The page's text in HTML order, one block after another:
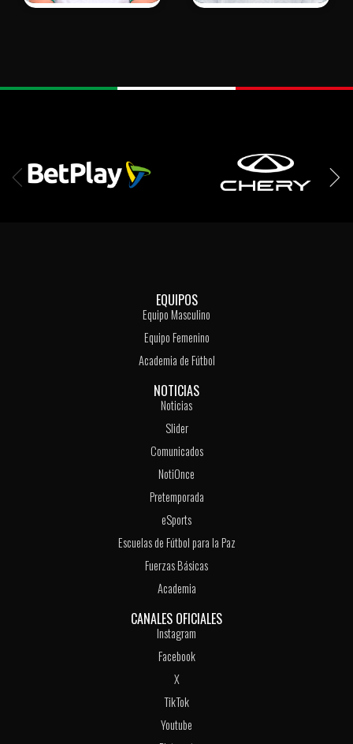
EQUIPOS
Equipo Masculino
Equipo Femenino
Academia de Fútbol
NOTICIAS
Noticias
Slider
Comunicados
NotiOnce
Pretemporada
eSports
Escuelas de Fútbol para la Paz
Fuerzas Básicas
Academia
CANALES OFICIALES
Instagram
Facebook
X
TikTok
Youtube